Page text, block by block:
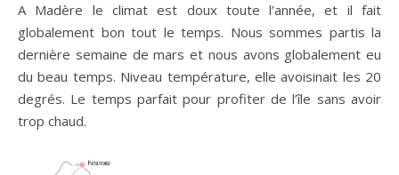
A Madère le climat est doux toute l’année, et il fait
globalement bon tout le temps. Nous sommes partis la
dernière semaine de mars et nous avons globalement eu
du beau temps. Niveau température, elle avoisinait les 20
degrés. Le temps parfait pour profiter de l’île sans avoir
trop chaud.